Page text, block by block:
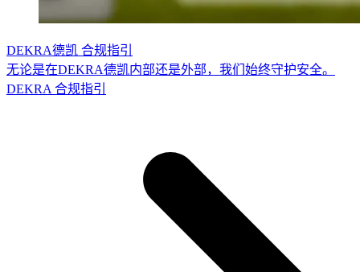
DEKRA德凯 合规指引
无论是在DEKRA德凯内部还是外部，我们始终守护安全。
DEKRA 合规指引